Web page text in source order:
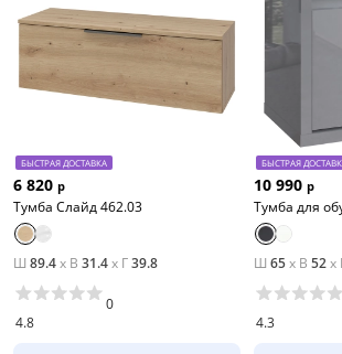
БЫСТРАЯ ДОСТАВКА
6 820 р
Тумба Слайд 462.03
Ш 89.4x В 31.4x Г39.8
4.8
0
БЫСТРАЯ
10 990 р
Тумба для
Ш 65x В 52x
4.3